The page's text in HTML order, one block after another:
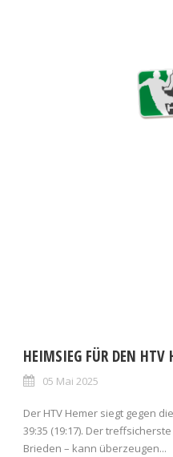
HEIMSIEG FÜR DEN HTV
05 Mai 2025
Der HTV Hemer siegt gegen
39:35 (19:17). Der
Brieden – kann überzeugen...